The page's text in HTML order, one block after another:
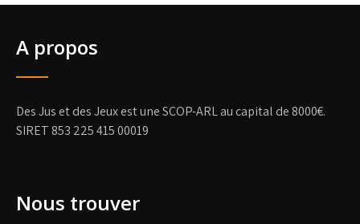
A propos
Des Jus et des Jeux est une SCOP-ARL au capital de 8000€.
SIRET 853 225 415 00019
Nous trouver